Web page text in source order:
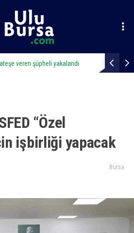
veren şüpheli yakalandı Çalıntı
“Özel
işbirliği yapacak
Bursa